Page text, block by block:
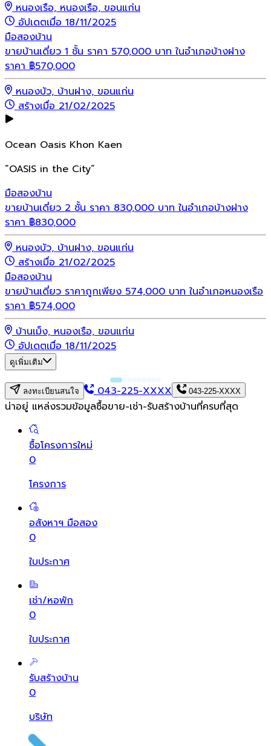
หนองเรือ, หนองเรือ, ขอนแก่น
อัปเดตเมื่อ 18/11/2025
มือสองบ้าน
ขายบ้านเดี่ยว 1 ชั้น ราคา 570,000 บาท ในอำเภอบ้างฝาง
ราคา ฿570,000
หนองบัว, บ้านฝาง, ขอนแก่น
สร้างเมื่อ 21/02/2025
Ocean Oasis Khon Kaen
“OASIS in the City”
มือสองบ้าน
ขายบ้านเดี่ยว 2 ชั้น ราคา 830,000 บาท ในอำเภอบ้างฝาง
ราคา ฿830,000
หนองบัว, บ้านฝาง, ขอนแก่น
สร้างเมื่อ 21/02/2025
มือสองบ้าน
ขายบ้านเดี่ยว ราคาถูกเพียง 574,000 บาท ในอำเภอหนองเรือ
ราคา ฿574,000
บ้านเม็ง, หนองเรือ, ขอนแก่น
อัปเดตเมื่อ 18/11/2025
ดูเพิ่มเติม
ลงทะเบียนสนใจ 043-225-XXXX 043-225-XXXX
น่าอยู่ แหล่งรวมข้อมูลซื้อขาย-เช่า-รับสร้างบ้านที่ครบที่สุด
ซื้อโครงการใหม่
0
โครงการ
อสังหาฯ มือสอง
0
ใบประกาศ
เช่า/หอพัก
0
ใบประกาศ
รับสร้างบ้าน
0
บริษัท